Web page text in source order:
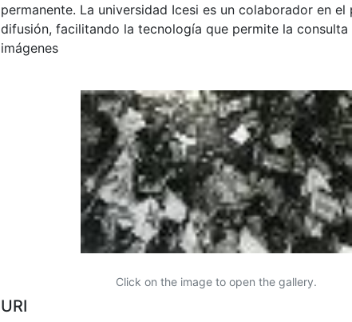
permanente. La universidad Icesi es un colaborador en el
difusión, facilitando la tecnología que permite la consulta
imágenes
Click on the image to open the gallery.
URI